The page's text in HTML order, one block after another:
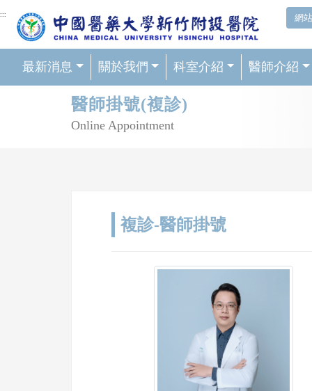
網頁頂端重要消息及連結
::: 網
最新消息 關於我們 科室介紹 醫師介紹
醫師掛號(複診)
Online Appointment
複診-醫師掛號